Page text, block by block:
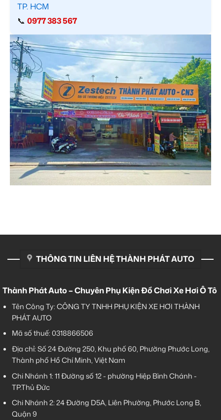
TP. HCM
📞 0977 383 567
THÔNG TIN LIÊN HỆ THÀNH PHÁT AUTO
Thành Phát Auto – Chuyên Phụ Kiện Đồ Chơi Xe Hơi Ô Tô
Tên Công Ty: CÔNG TY TNHH PHỤ KIỆN XE HƠI THÀNH
PHÁT AUTO
Mã số thuế: 0318866506
Địa chỉ: Số 24 Đường 250, Khu phố 60, Phường Phước Long,
Thành phố Hồ Chí Minh, Việt Nam
Chi Nhánh 1:11 Đường số 12 - phường Hiệp Bình Chánh -
TP.Thủ Đức
Chi Nhánh 2:24 Đường D5A, Liên Phường, Phước Long B,
Quận 9